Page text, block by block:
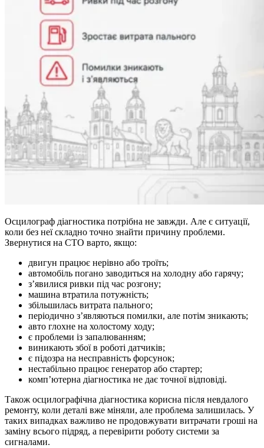
Осцилограф діагностика потрібна не завжди. Але є ситуації,
коли без неї складно точно знайти причину проблеми.
Звернутися на СТО варто, якщо:
двигун працює нерівно або троїть;
автомобіль погано заводиться на холодну або гарячу;
з’явилися ривки під час розгону;
машина втратила потужність;
збільшилась витрата пального;
періодично з’являються помилки, але потім зникають;
авто глохне на холостому ходу;
є проблеми із запалюванням;
виникають збої в роботі датчиків;
є підозра на несправність форсунок;
нестабільно працює генератор або стартер;
комп’ютерна діагностика не дає точної відповіді.
Також осцилографічна діагностика корисна після невдалого
ремонту, коли деталі вже міняли, але проблема залишилась. У
таких випадках важливо не продовжувати витрачати гроші на
заміну всього підряд, а перевірити роботу системи за
сигналами.